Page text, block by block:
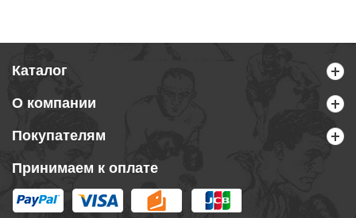
Каталог
О компании
Покупателям
Принимаем к оплате